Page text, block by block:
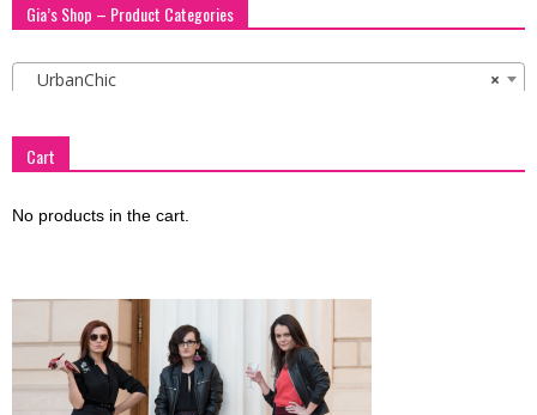
Gia’s Shop – Product Categories
×
UrbanChic
Cart
No products in the cart.